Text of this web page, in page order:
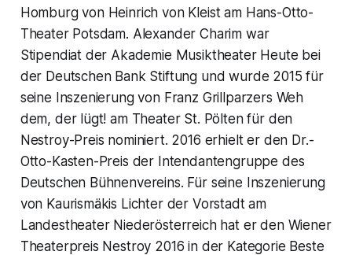
Homburg von Heinrich von Kleist am Hans-Otto-
Theater Potsdam. Alexander Charim war
Stipendiat der Akademie Musiktheater Heute bei
der Deutschen Bank Stiftung und wurde 2015 für
seine Inszenierung von Franz Grillparzers Weh
dem, der lügt! am Theater St. Pölten für den
Nestroy-Preis nominiert. 2016 erhielt er den Dr.-
Otto-Kasten-Preis der Intendantengruppe des
Deutschen Bühnenvereins. Für seine Inszenierung
von Kaurismäkis Lichter der Vorstadt am
Landestheater Niederösterreich hat er den Wiener
Theaterpreis Nestroy 2016 in der Kategorie Beste